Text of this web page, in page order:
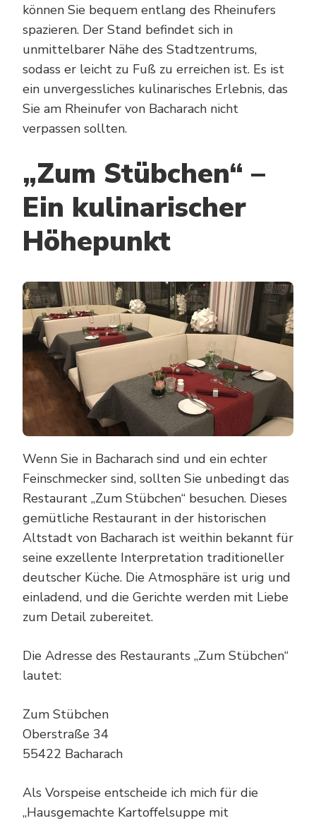
können Sie bequem entlang des Rheinufers
spazieren. Der Stand befindet sich in
unmittelbarer Nähe des Stadtzentrums,
sodass er leicht zu Fuß zu erreichen ist. Es ist
ein unvergessliches kulinarisches Erlebnis, das
Sie am Rheinufer von Bacharach nicht
verpassen sollten.
„Zum Stübchen“ –
Ein kulinarischer
Höhepunkt
Wenn Sie in Bacharach sind und ein echter
Feinschmecker sind, sollten Sie unbedingt das
Restaurant „Zum Stübchen“ besuchen. Dieses
gemütliche Restaurant in der historischen
Altstadt von Bacharach ist weithin bekannt für
seine exzellente Interpretation traditioneller
deutscher Küche. Die Atmosphäre ist urig und
einladend, und die Gerichte werden mit Liebe
zum Detail zubereitet.
Die Adresse des Restaurants „Zum Stübchen“
lautet:
Zum Stübchen
Oberstraße 34
55422 Bacharach
Als Vorspeise entscheide ich mich für die
„Hausgemachte Kartoffelsuppe mit